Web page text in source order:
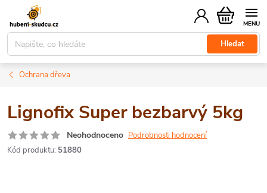
obsah
Hledat
Nákupní
košík
Ochrana dřeva
Lignofix Super bezbarvý 5kg
Neohodnoceno Podrobnosti hodnocení
Kód produktu: 51880